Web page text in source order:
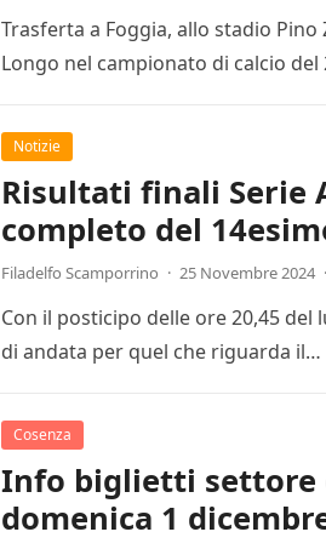
Trasferta a Foggia, allo stadio
Longo nel campionato di calcio del
Notizie
Risultati finali Serie
completo del
Filadelfo Scamporrino · 25 Novembre 2024 ·
Con il posticipo delle ore 20,45 del
di andata per quel che riguarda il…
Cosenza
Info biglietti settore
domenica 1